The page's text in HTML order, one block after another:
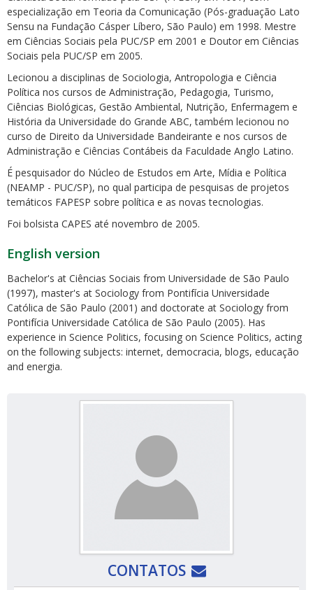
especialização em Teoria da Comunicação (Pós-graduação Lato
Sensu na Fundação Cásper Líbero, São Paulo) em 1998. Mestre
em Ciências Sociais pela PUC/SP em 2001 e Doutor em Ciências
Sociais pela PUC/SP em 2005.
Lecionou a disciplinas de Sociologia, Antropologia e Ciência
Política nos cursos de Administração, Pedagogia, Turismo,
Ciências Biológicas, Gestão Ambiental, Nutrição, Enfermagem e
História da Universidade do Grande ABC, também lecionou no
curso de Direito da Universidade Bandeirante e nos cursos de
Administração e Ciências Contábeis da Faculdade Anglo Latino.
É pesquisador do Núcleo de Estudos em Arte, Mídia e Política
(NEAMP - PUC/SP), no qual participa de pesquisas de projetos
temáticos FAPESP sobre política e as novas tecnologias.
Foi bolsista CAPES até novembro de 2005.
English version
Bachelor's at Ciências Sociais from Universidade de São Paulo
(1997), master's at Sociology from Pontifícia Universidade
Católica de São Paulo (2001) and doctorate at Sociology from
Pontifícia Universidade Católica de São Paulo (2005). Has
experience in Science Politics, focusing on Science Politics, acting
on the following subjects: internet, democracia, blogs, educação
and energia.
CONTATOS